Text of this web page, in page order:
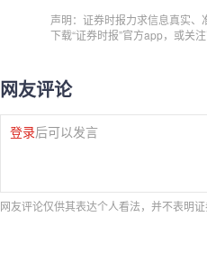
声明：证券时报力求信息真实
下载“证券时报”官方app，或关
网友评论
登录后可以发言
网友评论仅供其表达个人看法，并不表明